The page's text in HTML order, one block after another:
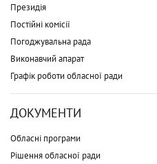
Президія
Постійні комісії
Погоджувальна рада
Виконавчий апарат
Графік роботи обласної ради
ДОКУМЕНТИ
Обласні програми
Рішення обласної ради